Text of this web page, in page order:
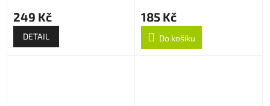
249 Kč
DETAIL
185 Kč
Do košíku